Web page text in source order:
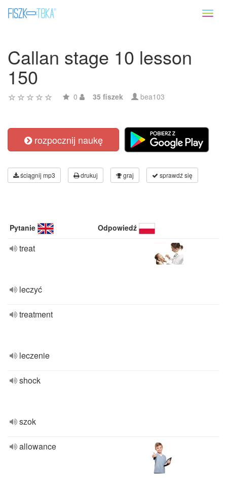
Callan stage 10 lesson
150
0 35 fiszek bea103
rozpocznij naukę
ściągnij mp3 drukuj graj sprawdź się
Pytanie Odpowiedź
treat
leczyć
treatment
leczenie
shock
szok
allowance